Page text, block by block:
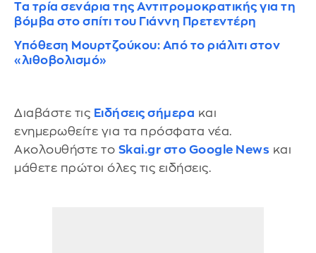
Τα τρία σενάρια της Αντιτρομοκρατικής για τη
βόμβα στο σπίτι του Γιάννη Πρετεντέρη
Υπόθεση Μουρτζούκου: Από το ριάλιτι στον
«λιθοβολισμό»
Διαβάστε τις Ειδήσεις σήμερα και
ενημερωθείτε για τα πρόσφατα νέα.
Ακολουθήστε το Skai.gr στο Google News και
μάθετε πρώτοι όλες τις ειδήσεις.